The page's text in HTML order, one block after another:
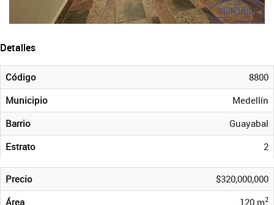
Detalles
Código
8800
Municipio
Medellín
Barrio
Guayabal
Estrato
2
Precio
$320,000,000
Área
120 m2